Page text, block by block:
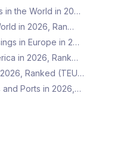
in the World in 20…
in 2026, Ran…
in Europe in 2…
in 2026, Rank…
Ranked (TEU…
and Ports in 2026,…